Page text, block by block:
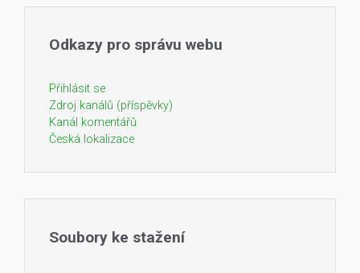
Odkazy pro správu webu
Přihlásit se
Zdroj kanálů (příspěvky)
Kanál komentářů
Česká lokalizace
Soubory ke stažení